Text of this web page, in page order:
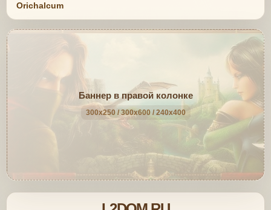
Orichalcum
Баннер в правой колонке
300x250 / 300x600 / 240x400